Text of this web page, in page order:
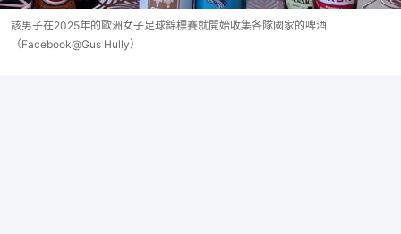
該男子在2025年的歐洲女子足球錦標賽就開始收集各隊國家的啤酒
（Facebook@Gus Hully）